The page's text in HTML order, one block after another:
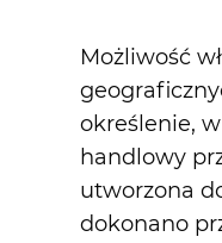
Możliwość
określenie,
handlowy
utworzona
dokonano